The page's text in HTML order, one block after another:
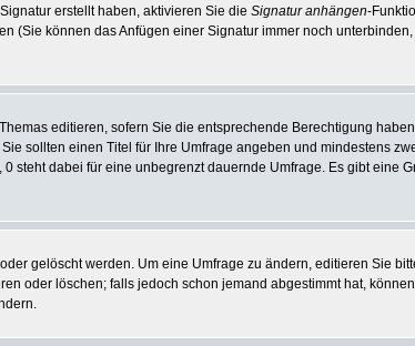
erstellt haben, aktivieren Sie die Signatur anhängen-
können das Anfügen einer Signatur immer noch
editieren, sofern Sie die entsprechende Berechtigung
sollten einen Titel für Ihre Umfrage angeben und mindestens
steht dabei für eine unbegrenzt dauernde Umfrage. Es gibt eine
gelöscht werden. Um eine Umfrage zu ändern, editieren Sie
oder löschen; falls jedoch schon jemand abgestimmt hat,